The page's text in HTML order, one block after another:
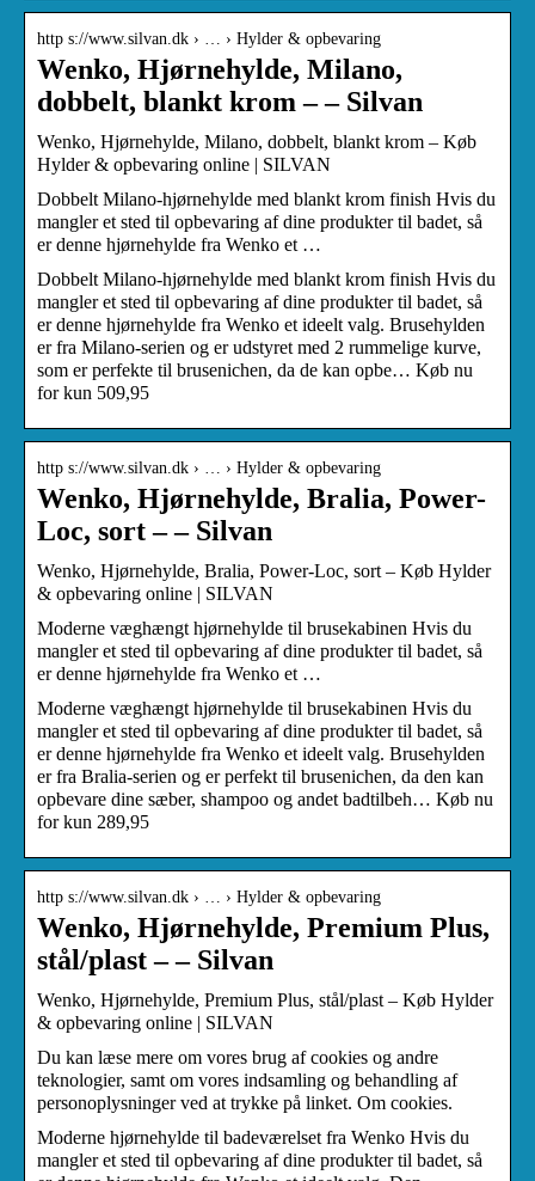
http s://www.silvan.dk › … › Hylder & opbevaring
Wenko, Hjørnehylde, Milano,
dobbelt, blankt krom – – Silvan
Wenko, Hjørnehylde, Milano, dobbelt, blankt krom – Køb
Hylder & opbevaring online | SILVAN
Dobbelt Milano-hjørnehylde med blankt krom finish Hvis du
mangler et sted til opbevaring af dine produkter til badet, så
er denne hjørnehylde fra Wenko et …
Dobbelt Milano-hjørnehylde med blankt krom finish Hvis du
mangler et sted til opbevaring af dine produkter til badet, så
er denne hjørnehylde fra Wenko et ideelt valg. Brusehylden
er fra Milano-serien og er udstyret med 2 rummelige kurve,
som er perfekte til brusenichen, da de kan opbe… Køb nu
for kun 509,95
http s://www.silvan.dk › … › Hylder & opbevaring
Wenko, Hjørnehylde, Bralia, Power-
Loc, sort – – Silvan
Wenko, Hjørnehylde, Bralia, Power-Loc, sort – Køb Hylder
& opbevaring online | SILVAN
Moderne væghængt hjørnehylde til brusekabinen Hvis du
mangler et sted til opbevaring af dine produkter til badet, så
er denne hjørnehylde fra Wenko et …
Moderne væghængt hjørnehylde til brusekabinen Hvis du
mangler et sted til opbevaring af dine produkter til badet, så
er denne hjørnehylde fra Wenko et ideelt valg. Brusehylden
er fra Bralia-serien og er perfekt til brusenichen, da den kan
opbevare dine sæber, shampoo og andet badtilbeh… Køb nu
for kun 289,95
http s://www.silvan.dk › … › Hylder & opbevaring
Wenko, Hjørnehylde, Premium Plus,
stål/plast – – Silvan
Wenko, Hjørnehylde, Premium Plus, stål/plast – Køb Hylder
& opbevaring online | SILVAN
Du kan læse mere om vores brug af cookies og andre
teknologier, samt om vores indsamling og behandling af
personoplysninger ved at trykke på linket. Om cookies.
Moderne hjørnehylde til badeværelset fra Wenko Hvis du
mangler et sted til opbevaring af dine produkter til badet, så